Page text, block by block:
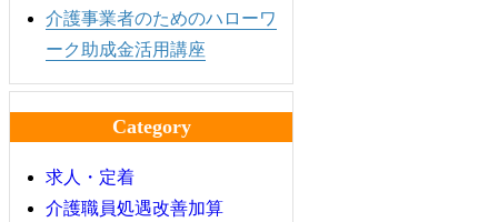
介護事業者のためのハローワ
ーク助成金活用講座
Category
求人・定着
介護職員処遇改善加算